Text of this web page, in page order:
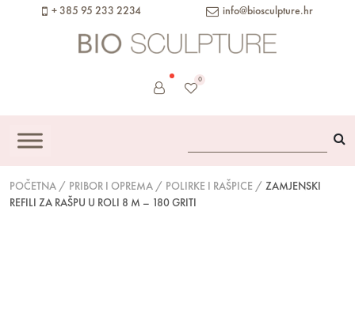
+ 385 95 233 2234 info@biosculpture.hr
0
POČETNA / PRIBOR I OPREMA / POLIRKE I RAŠPICE / ZAMJENSKI
REFILI ZA RAŠPU U ROLI 8 M – 180 GRITI